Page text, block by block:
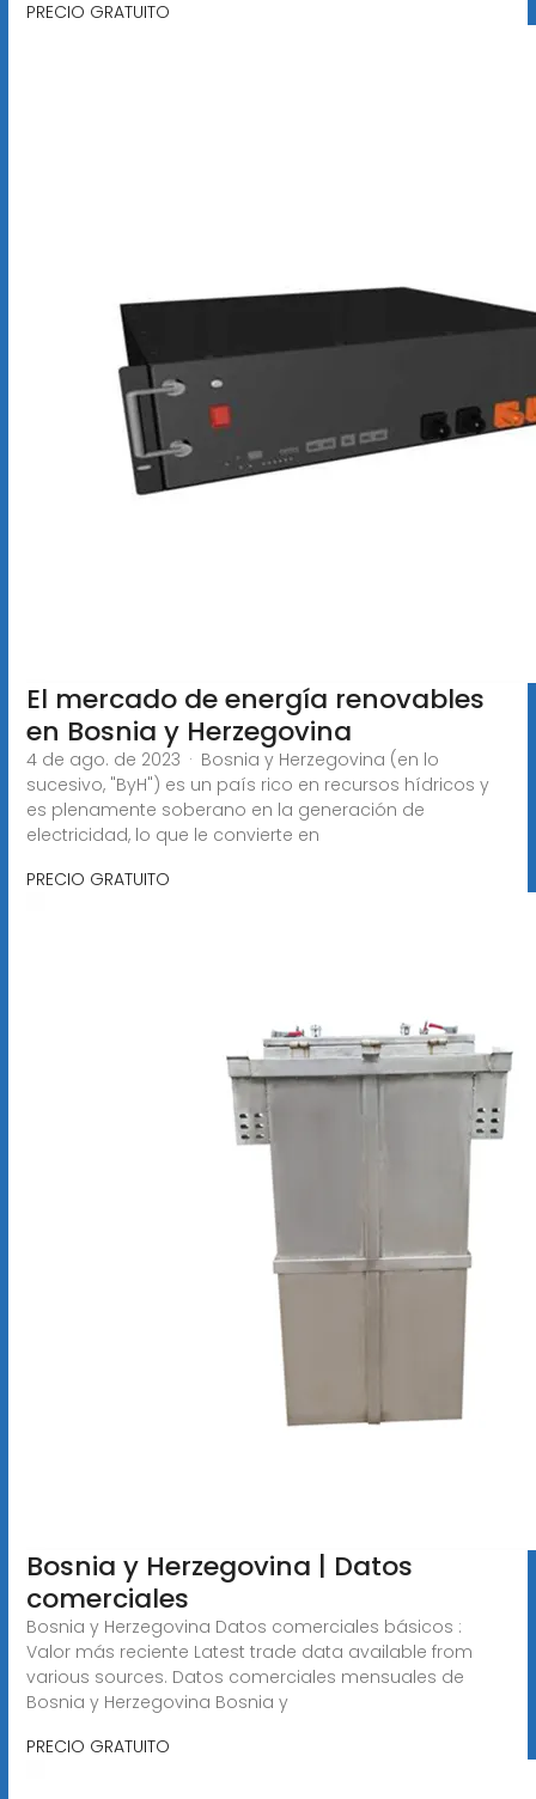
PRECIO GRATUITO
El mercado de energía renovables
en Bosnia y Herzegovina
4 de ago. de 2023 · Bosnia y Herzegovina (en lo
sucesivo, "ByH") es un país rico en recursos hídricos y
es plenamente soberano en la generación de
electricidad, lo que le convierte en
PRECIO GRATUITO
Bosnia y Herzegovina | Datos
comerciales
Bosnia y Herzegovina Datos comerciales básicos :
Valor más reciente Latest trade data available from
various sources. Datos comerciales mensuales de
Bosnia y Herzegovina Bosnia y
PRECIO GRATUITO